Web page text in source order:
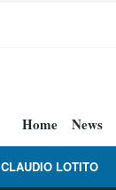
Home News
CLAUDIO LOTITO